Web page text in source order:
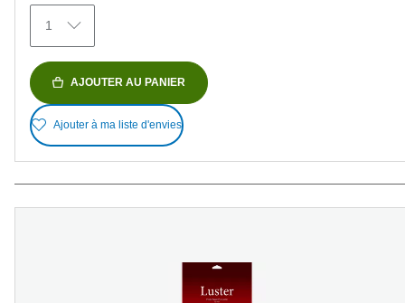
avis
1
AJOUTER AU PANIER
Ajouter à ma liste d'envies